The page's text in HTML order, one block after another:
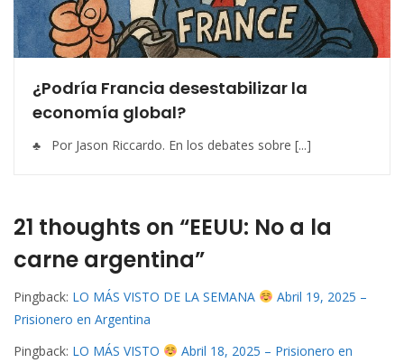
¿Podría Francia desestabilizar la
economía global?
♣ Por Jason Riccardo. En los debates sobre [...]
21 thoughts on “EEUU: No a la
carne argentina”
Pingback: LO MÁS VISTO DE LA SEMANA
Abril 19, 2025 –
Prisionero en Argentina
Pingback: LO MÁS VISTO
Abril 18, 2025 – Prisionero en